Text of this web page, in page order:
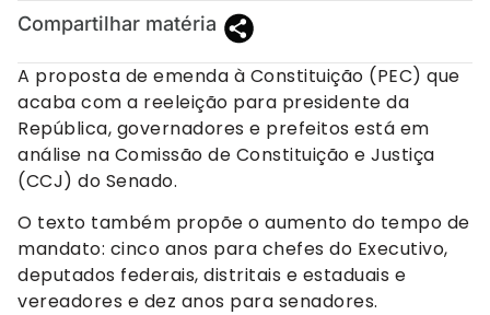
Compartilhar matéria
A proposta de emenda à Constituição (PEC) que
acaba com a reeleição para presidente da
República, governadores e prefeitos está em
análise na Comissão de Constituição e Justiça
(CCJ) do Senado.
O texto também propõe o aumento do tempo de
mandato: cinco anos para chefes do Executivo,
deputados federais, distritais e estaduais e
vereadores e dez anos para senadores.